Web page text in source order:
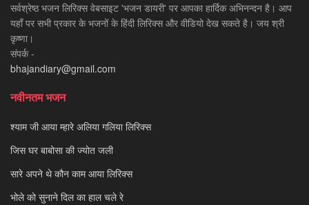
सर्वश्रेष्ठ भजन लिरिक्स वेबसाइट 'भजन डायरी' पर आपका हार्दिक अभिनन्दन है। आप
यहाँ पर सभी प्रकार के भजनों के हिंदी लिरिक्स और वीडियो देख सकते है। जय श्री
कृष्णा।
संपर्क -
bhajandiary@gmail.com
नवीनतम भजन
श्याम जी आया म्हारे अलिया गलिया लिरिक्स
जिस घर बाबोसा की ज्योत जली
सारे अपने थे कौन काम आया लिरिक्स
भोले को सुनाने दिल का हाल चले रे